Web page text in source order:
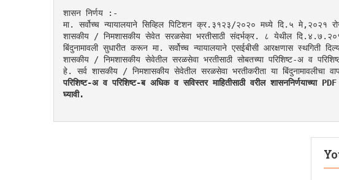
शासन निर्णय :-
मा. सर्वोच्च न्यायालयाने सिव्हिल पिटिशन क्र.३१२३/२०२० मध्ये दि.५ मे,२०२१
शासकीय / निमशासकीय सेवेत सरळसेवा भरतीसाठी संदर्भक्र. ८ येथील
बिंदुनामावली सुधारीत करून मा. सर्वोच्च न्यायालयाने एसईबीसी आरक्षणास स्थगिती
शासकीय / निमशासकीय सेवेतील सरळसेवा भरतीसाठी सोबतच्या परिशिष्ट-अ व
हे. सर्व शासकीय / निमशासकीय सेवेतील सरळसेवा भरतीकरीता या बिंदुनामावलीचा
परिशिष्ट-अ व परिशिष्ट-ब अधिक व सविस्तर माहितीसाठी वरील
घ्यावी.